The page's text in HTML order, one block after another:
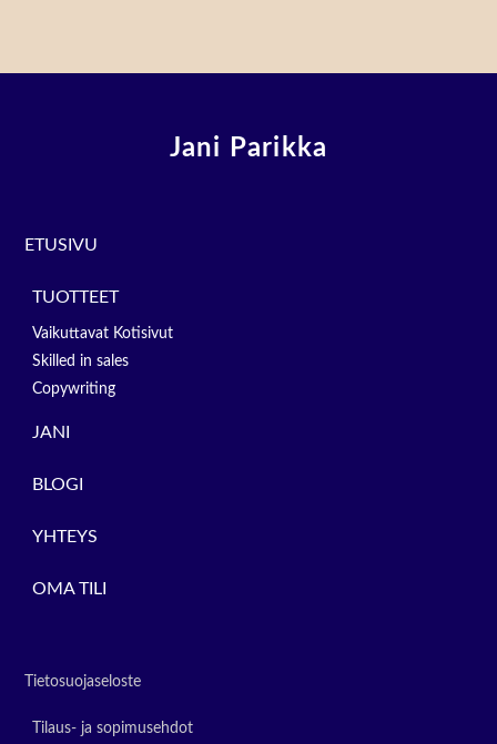
Jani Parikka
ETUSIVU
TUOTTEET
Vaikuttavat Kotisivut
Skilled in sales
Copywriting
JANI
BLOGI
YHTEYS
OMA TILI
Tietosuojaseloste
Tilaus- ja sopimusehdot